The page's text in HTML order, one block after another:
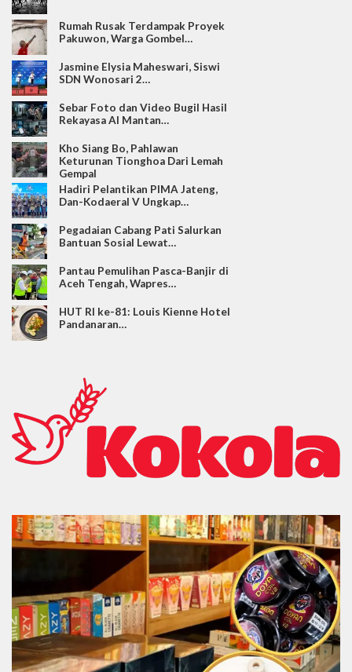
Rumah Rusak Terdampak Proyek
Pakuwon, Warga Gombel…
Jasmine Elysia Maheswari, Siswi
SDN Wonosari 2…
Sebar Foto dan Video Bugil Hasil
Rekayasa AI Mantan…
Kho Siang Bo, Pahlawan
Keturunan Tionghoa Dari Lemah
Gempal
Hadiri Pelantikan PIMA Jateng,
Dan-Kodaeral V Ungkap…
Pegadaian Cabang Pati Salurkan
Bantuan Sosial Lewat…
Pantau Pemulihan Pasca-Banjir di
Aceh Tengah, Wapres…
HUT RI ke-81: Louis Kienne Hotel
Pandanaran…